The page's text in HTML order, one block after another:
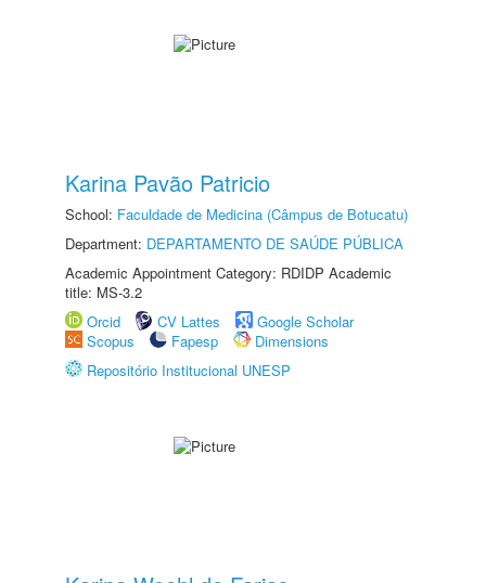
Karina Pavão Patricio
School: Faculdade de Medicina (Câmpus de Botucatu)
Department: DEPARTAMENTO DE SAÚDE PÚBLICA
Academic Appointment Category: RDIDP Academic
title: MS-3.2
Orcid
CV Lattes
Google Scholar
Scopus
Fapesp
Dimensions
Repositório Institucional UNESP